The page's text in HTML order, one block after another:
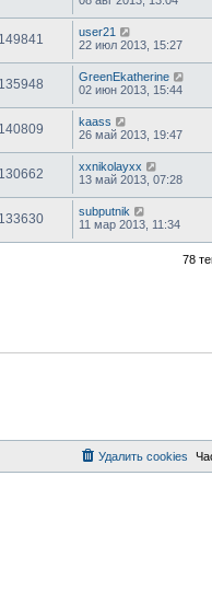
149841
user21
22 июл 2013, 15:27
135948
GreenEkatherine
02 июн 2013, 15:44
140809
kaass
26 май 2013, 19:47
130662
xxnikolayxx
13 май 2013, 07:28
133630
subputnik
11 мар 2013, 11:34
78
Удалить cookies